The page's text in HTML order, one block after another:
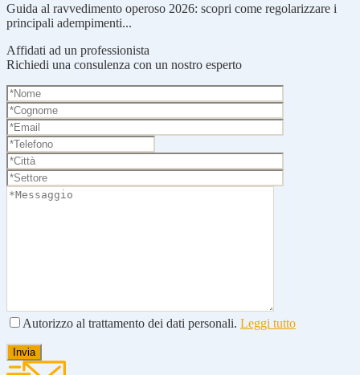
Guida al ravvedimento operoso 2026: scopri come regolarizzare i
principali adempimenti...
Affidati ad un professionista
Richiedi una consulenza con un nostro esperto
Autorizzo al trattamento dei dati personali. Leggi tutto